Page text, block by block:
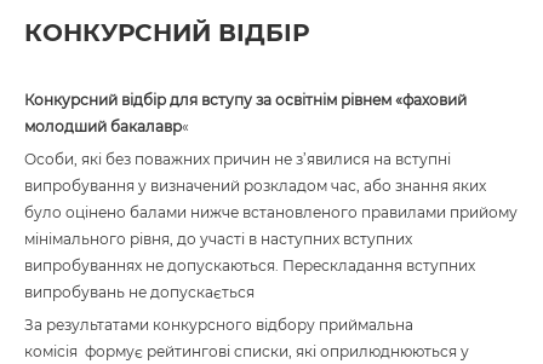
КОНКУРСНИЙ ВІДБІР
Конкурсний відбір для вступу за освітнім рівнем «фаховий
молодший бакалавр«
Особи, які без поважних причин не з’явилися на вступні
випробування у визначений розкладом час, або знання яких
було оцінено балами нижче встановленого правилами прийому
мінімального рівня, до участі в наступних вступних
випробуваннях не допускаються. Перескладання вступних
випробувань не допускається
За результатами конкурсного відбору приймальна
комісія формує рейтингові списки, які оприлюднюються у